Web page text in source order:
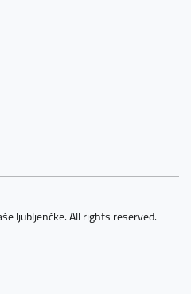
ljubljenčke. All rights reserved.